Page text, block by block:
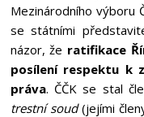
Mezinárodního výboru
se státními
názor, že ratifikace
posílení respektu k
práva. ČČK se stal
trestní soud(jejími